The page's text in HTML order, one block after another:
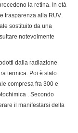
la retina. In età
trasparenza alla RUV
sostituito da una
notevolmente
dalla radiazione
termica. Poi è stato
compresa fra 300 e
. Secondo
il manifestarsi della